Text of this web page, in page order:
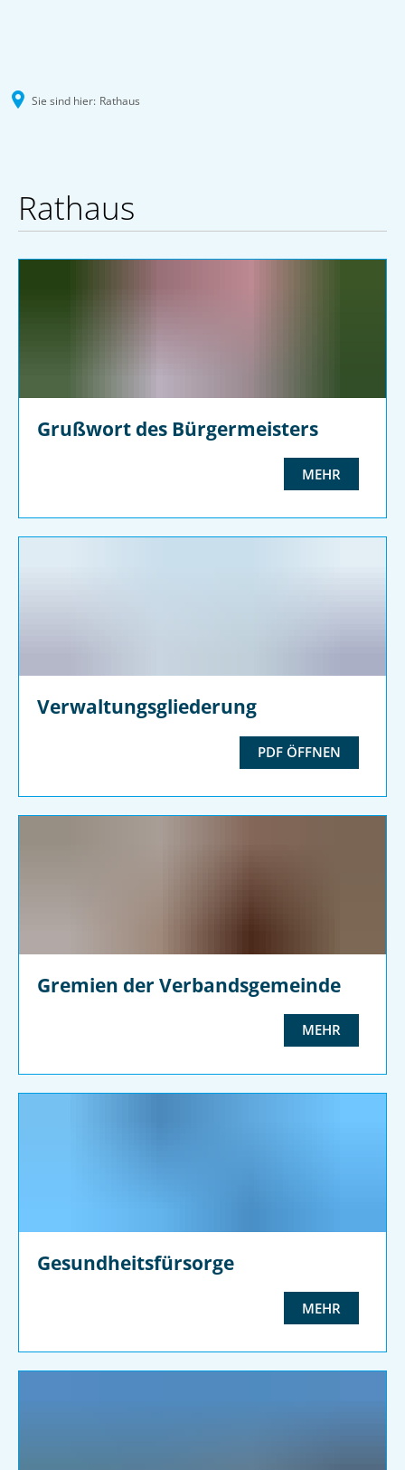
Sie sind hier: Rathaus
Rathaus
Grußwort des Bürgermeisters
MEHR
Verwaltungsgliederung
PDF ÖFFNEN
Gremien der Verbandsgemeinde
MEHR
Gesundheitsfürsorge
MEHR